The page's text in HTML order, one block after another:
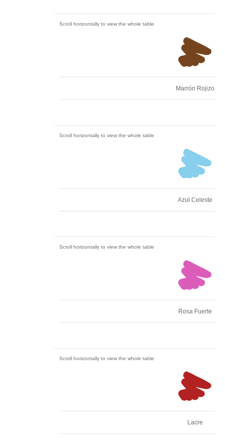
Marrón Rojizo
Azul Celeste
Rosa Fuerte
Lacre